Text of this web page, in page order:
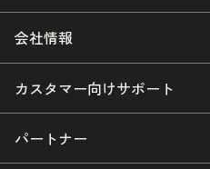
会社情報
カスタマー向けサポート
パートナー